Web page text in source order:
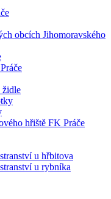
obcích Jihomoravského
židle
hřiště FK Práče
u hřbitova
u rybníka